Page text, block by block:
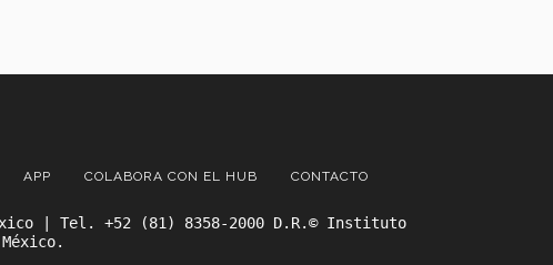
APP COLABORA CON EL HUB CONTACTO
| Tel. +52 (81) 8358-2000 D.R.© Instituto